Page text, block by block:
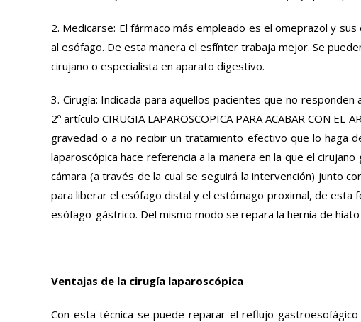
2. Medicarse: El fármaco más empleado es el omeprazol y
al esófago. De esta manera el esfínter trabaja mejor. Se
cirujano o especialista en aparato digestivo.
3. Cirugía: Indicada para aquellos pacientes que no
2º artículo CIRUGIA LAPAROSCOPICA PARA ACABAR CON
gravedad o a no recibir un tratamiento efectivo que lo haga
laparoscópica hace referencia a la manera en la que el
cámara (a través de la cual se seguirá la intervención) junto
para liberar el esófago distal y el estómago proximal, de esta
esófago-gástrico. Del mismo modo se repara la hernia de
Ventajas de la cirugía laparoscópica
Con esta técnica se puede reparar el reflujo